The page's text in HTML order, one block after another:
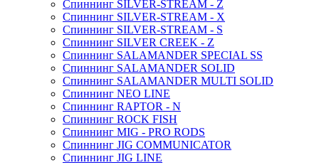
Спиннинг SILVER-STREAM - Z
Спиннинг SILVER-STREAM - X
Спиннинг SILVER-STREAM - S
Спиннинг SILVER CREEK - Z
Спиннинг SALAMANDER SPECIAL SS
Спиннинг SALAMANDER SOLID
Спиннинг SALAMANDER MULTI SOLID
Спиннинг NEO LINE
Спиннинг RAPTOR - N
Спиннинг ROCK FISH
Спиннинг MIG - PRO RODS
Спиннинг JIG COMMUNICATOR
Спиннинг JIG LINE